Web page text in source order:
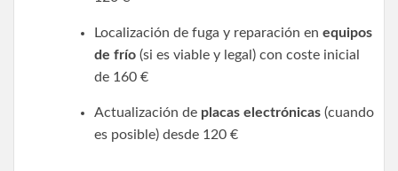
Localización de fuga y reparación en equipos
de frío (si es viable y legal) con coste inicial
de 160 €
Actualización de placas electrónicas (cuando
es posible) desde 120 €